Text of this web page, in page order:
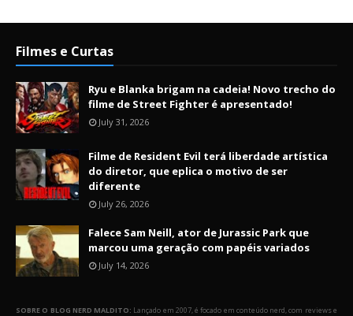
Filmes e Curtas
Ryu e Blanka brigam na cadeia! Novo trecho do
filme de Street Fighter é apresentado!
July 31, 2026
Filme de Resident Evil terá liberdade artística
do diretor, que eplica o motivo de ser
diferente
July 26, 2026
Falece Sam Neill, ator de Jurassic Park que
marcou uma geração com papéis variados
July 14, 2026
SOBRE O BLOG NERD MALDITO: Lançado em 2007, é focado em conteúdo nerd, com reviews e